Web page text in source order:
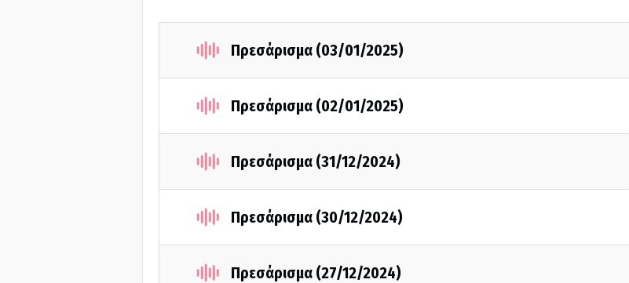
Πρεσάρισμα (03/01/2025)
Πρεσάρισμα (02/01/2025)
Πρεσάρισμα (31/12/2024)
Πρεσάρισμα (30/12/2024)
Πρεσάρισμα (27/12/2024)